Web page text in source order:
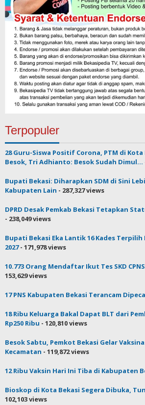
Terpopuler
28 Guru-Siswa Positif Corona, PTM di
Besok, Tri Adhianto: Besok Sudah Dimul...
Bupati Bekasi: Diharapkan SDM di Sini
Kabupaten Lain - 287,327 views
DPRD Desak Pemkab Bekasi Tetapkan
- 238,049 views
Bupati Bekasi Eka Lantik 16 Kades Terpilih
2027- 171,978 views
10.773 Orang Mendaftar Ikut Tes SKD
153,629 views
17 PNS Kabupaten Bekasi Terancam
18 Ribu Keluarga Bakal Dapat BLT dari
Rp250 Ribu - 120,810 views
Besok Sabtu, Pemkot Bekasi Gelar
Kecamatan - 119,872 views
12 Ribu Vaksin Hari Ini Tiba di Kabupaten
Bioskop di Kota Bekasi Segera Dibuka,
102,103 views